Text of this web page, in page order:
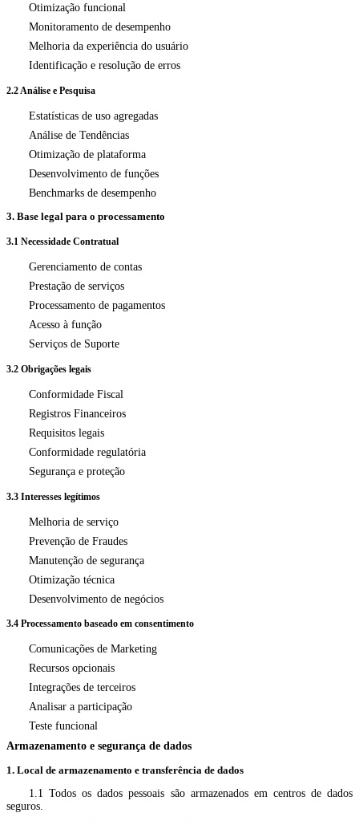
Otimização funcional
Monitoramento de desempenho
Melhoria da experiência do usuário
Identificação e resolução de erros
2.2 Análise e Pesquisa
Estatísticas de uso agregadas
Análise de Tendências
Otimização de plataforma
Desenvolvimento de funções
Benchmarks de desempenho
3. Base legal para o processamento
3.1 Necessidade Contratual
Gerenciamento de contas
Prestação de serviços
Processamento de pagamentos
Acesso à função
Serviços de Suporte
3.2 Obrigações legais
Conformidade Fiscal
Registros Financeiros
Requisitos legais
Conformidade regulatória
Segurança e proteção
3.3 Interesses legítimos
Melhoria de serviço
Prevenção de Fraudes
Manutenção de segurança
Otimização técnica
Desenvolvimento de negócios
3.4 Processamento baseado em consentimento
Comunicações de Marketing
Recursos opcionais
Integrações de terceiros
Analisar a participação
Teste funcional
Armazenamento e segurança de dados
1. Local de armazenamento e transferência de dados
1.1 Todos os dados pessoais são armazenados em centros de dados
seguros.